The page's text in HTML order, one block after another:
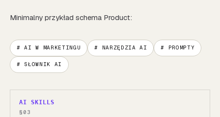
Minimalny przykład schema Product:
# AI W MARKETINGU # NARZĘDZIA AI # PROMPTY
# SŁOWNIK AI
AI SKILLS